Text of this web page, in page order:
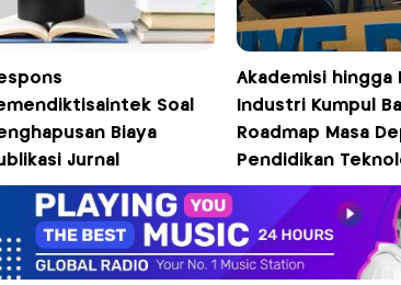
Soal
Biaya
Jurnal
Akademisi hingga
Industri Kumpul
Roadmap Masa
Pendidikan